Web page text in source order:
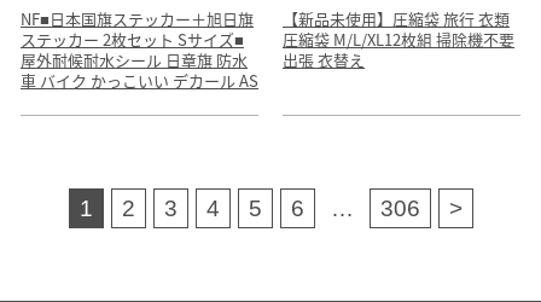
NF■日本国旗ステッカー＋旭日旗
ステッカー 2枚セット Sサイズ■
屋外耐候耐水シール 日章旗 防水
車 バイク かっこいい デカール AS
【新品未使用】圧縮袋 旅行 衣類
圧縮袋 M/L/XL12枚組 掃除機不要
出張 衣替え
1 2 3 4 5 6 … 306 >